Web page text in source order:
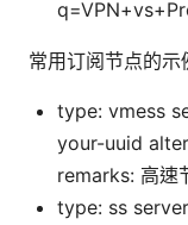
常用订阅节点的示
type: vmess
your-uuid
remarks: 高速
type: ss